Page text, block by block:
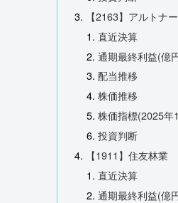
【2163】アルトナー
直近決算
通期最終利益(億
配当推移
株価推移
株価指標(2025年
投資判断
【1911】住友林業
直近決算
通期最終利益(億